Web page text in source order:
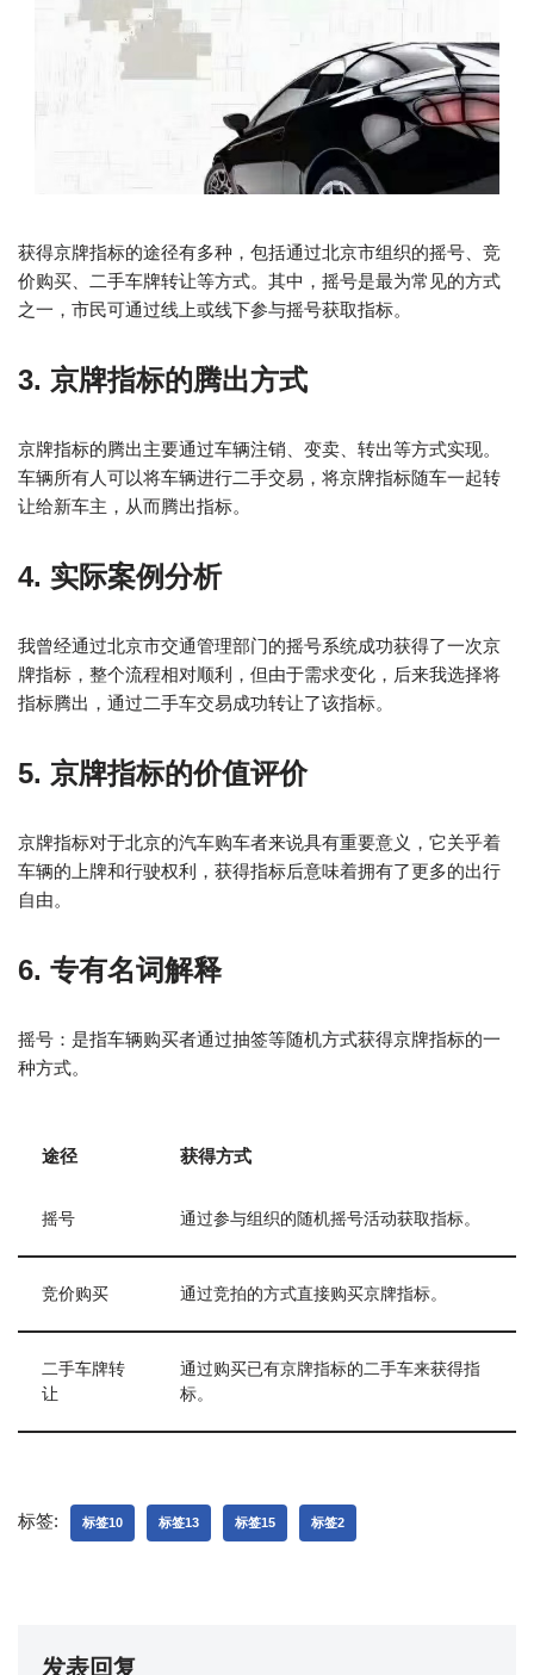
获得京牌指标的途径有多种，包括通过北京市组织的摇号、竞
价购买、二手车牌转让等方式。其中，摇号是最为常见的方式
之一，市民可通过线上或线下参与摇号获取指标。
3. 京牌指标的腾出方式
京牌指标的腾出主要通过车辆注销、变卖、转出等方式实现。
车辆所有人可以将车辆进行二手交易，将京牌指标随车一起转
让给新车主，从而腾出指标。
4. 实际案例分析
我曾经通过北京市交通管理部门的摇号系统成功获得了一次京
牌指标，整个流程相对顺利，但由于需求变化，后来我选择将
指标腾出，通过二手车交易成功转让了该指标。
5. 京牌指标的价值评价
京牌指标对于北京的汽车购车者来说具有重要意义，它关乎着
车辆的上牌和行驶权利，获得指标后意味着拥有了更多的出行
自由。
6. 专有名词解释
摇号：是指车辆购买者通过抽签等随机方式获得京牌指标的一
种方式。
途径 获得方式
摇号 通过参与组织的随机摇号活动获取指标。
竞价购买 通过竞拍的方式直接购买京牌指标。
二手车牌转
让
通过购买已有京牌指标的二手车来获得指
标。
标签: 标签10 标签13 标签15 标签2
发表回复